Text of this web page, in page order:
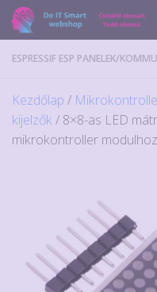
Skip to content
ESPRESSIF ESP PANELEK/
Kezdőlap /
kijelzők / 8×8-as LED
mikrokontroller modulhoz